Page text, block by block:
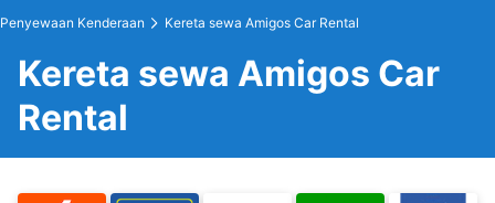
Penyewaan Kenderaan Kereta sewa Amigos Car Rental
Kereta sewa Amigos Car
Rental